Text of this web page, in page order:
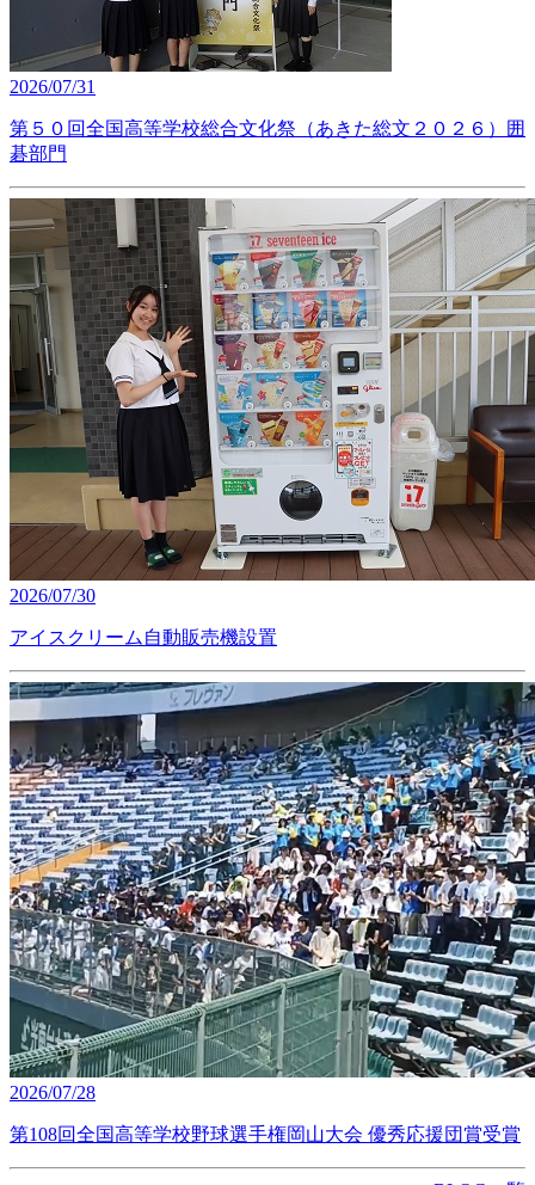
2026/07/31
第５０回全国高等学校総合文化祭（あきた総文２０２６）囲
碁部門
2026/07/30
アイスクリーム自動販売機設置
2026/07/28
第108回全国高等学校野球選手権岡山大会 優秀応援団賞受賞